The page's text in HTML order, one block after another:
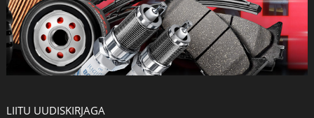
LIITU UUDISKIRJAGA